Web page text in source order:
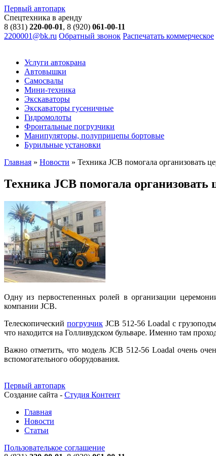
Первый автопарк
Спецтехника в аренду
8 (831) 220-00-01, 8 (920) 061-00-11
2200001@bk.ru Обратный звонок Распечатать коммерческое
Услуги автокрана
Автовышки
Самосвалы
Мини-техника
Экскаваторы
Экскаваторы гусеничные
Гидромолоты
Фронтальные погрузчики
Манипуляторы, полуприцепы бортовые
Бурильные установки
Главная » Новости » Техника JCB помогала
Техника JCB помогала
Одну из первостепенных ролей в организации
компании JCB.
Телескопический погрузчикJCB 512-56 Loadal с
что находится на Голливудском бульваре. Именно там
Важно отметить, что модель JCB 512-56 Loadal очень
вспомогательного оборудования.
Первый автопарк
Создание сайта - Студия Контент
Главная
Новости
Статьи
Пользователькое соглашение